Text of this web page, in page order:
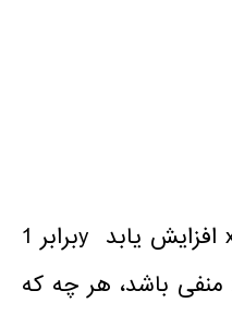
برای مقادیر مثبت x، اگر x افزایش یابد yبرابر 1
خواهد بود و اگر مقادیر x منفی باشد، هر چه که